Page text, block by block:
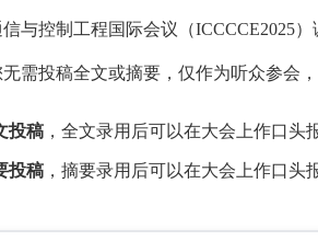
与控制工程国际会议（ICCCCE2025
需投稿全文或摘要，仅作为听众参会
投稿 ，全文录用后可以在大会上作口
投稿 ，摘要录用后可以在大会上作口